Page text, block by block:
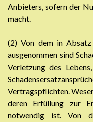
Anbieters, sofern der
macht.
(2) Von dem in Absatz
ausgenommen sind
Verletzung des
Vertragspflichten.
deren Erfüllung zur
notwendig ist. Von